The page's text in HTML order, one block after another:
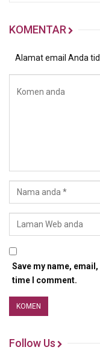
KOMENTAR
Alamat email Anda
Save my name,
time I comment.
Follow Us